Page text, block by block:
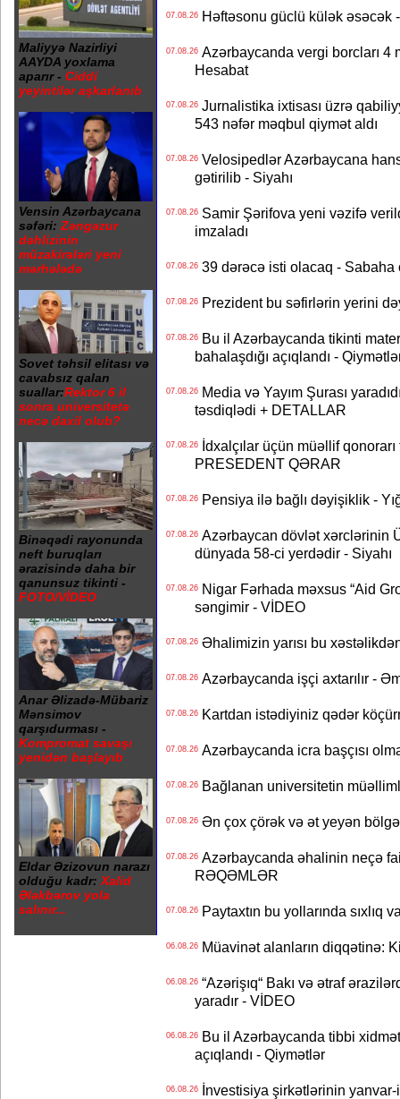
Maliyyə Nazirliyi
AAYDA yoxlama
aparır - Ciddi
yeyintilər aşkarlanıb
Vensin Azərbaycana
səfəri: Zəngəzur
dəhlizinin
müzakirələri yeni
mərhələdə
Sovet təhsil elitası və
cavabsız qalan
suallar:Rektor 6 il
sonra universitetə
necə daxil olub?
Binəqədi rayonunda
neft buruqları
ərazisində daha bir
qanunsuz tikinti -
FOTO/VİDEO
Anar Əlizadə-Mübariz
Mənsimov
qarşıdurması -
Kompromat savaşı
yenidən başlayıb
Eldar Əzizovun narazı
olduğu kadr: Xalid
Ələkbərov yola
salınır...
07.08.26Həftəsonu güclü külək əsəcək
07.08.26Azərbaycanda vergi borcları 4
Hesabat
07.08.26Jurnalistika ixtisası üzrə
543 nəfər məqbul qiymət aldı
07.08.26Velosipedlər Azərbaycana
gətirilib - Siyahı
07.08.26Samir Şərifova yeni vəzifə
imzaladı
07.08.2639 dərəcə isti olacaq - Sabaha
07.08.26Prezident bu səfirlərin yerini
07.08.26Bu il Azərbaycanda tikinti
bahalaşdığı açıqlandı -
07.08.26Media və Yayım Şurası
təsdiqlədi + DETALLAR
07.08.26İdxalçılar üçün müəllif
PRESEDENT QƏRAR
07.08.26Pensiya ilə bağlı dəyişiklik -
07.08.26Azərbaycan dövlət xərclərinin
dünyada 58-ci yerdədir - Siyahı
07.08.26Nigar Fərhada məxsus “Aid
səngimir - VİDEO
07.08.26Əhalimizin yarısı bu
07.08.26Azərbaycanda işçi axtarılır -
07.08.26Kartdan istədiyiniz qədər
07.08.26Azərbaycanda icra başçısı
07.08.26Bağlanan universitetin
07.08.26Ən çox çörək və ət yeyən
07.08.26Azərbaycanda əhalinin neçə
RƏQƏMLƏR
07.08.26Paytaxtın bu yollarında sıxlıq
06.08.26Müavinət alanların diqqətinə:
06.08.26“Azərişıq“ Bakı və ətraf
yaradır - VİDEO
06.08.26Bu il Azərbaycanda tibbi
açıqlandı - Qiymətlər
06.08.26İnvestisiya şirkətlərinin yanvar-